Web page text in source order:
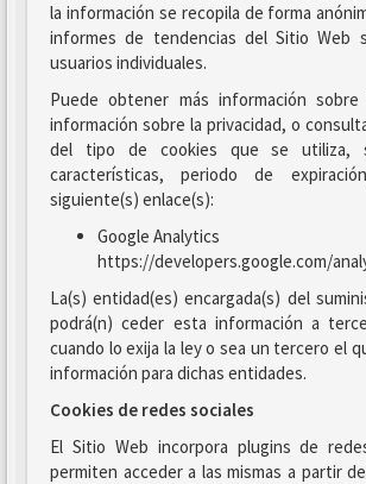
la información se recopila de forma
informes de tendencias del Sitio Web
usuarios individuales.
Puede obtener más información
información sobre la privacidad, o
del tipo de cookies que se utiliza,
características, periodo de
siguiente(s) enlace(s):
Google Analytics
https://developers.google.com/
La(s) entidad(es) encargada(s) del
podrá(n) ceder esta información a
cuando lo exija la ley o sea un tercero el
información para dichas entidades.
Cookies de redes sociales
El Sitio Web incorpora plugins de
permiten acceder a las mismas a partir